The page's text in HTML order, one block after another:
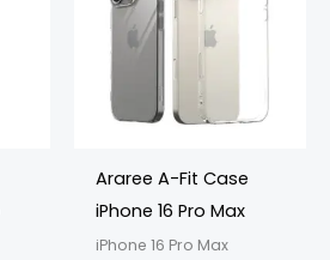
Araree A-Fit Case
iPhone 16 Pro Max
iPhone 16 Pro Max